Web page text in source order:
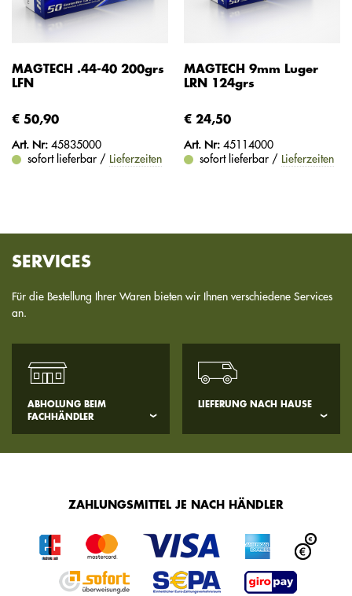
MAGTECH .44-40 200grs
LFN
€ 50,90
Art. Nr: 45835000
sofort lieferbar / Lieferzeiten
MAGTECH 9mm Luger
LRN 124grs
€ 24,50
Art. Nr: 45114000
sofort lieferbar / Lieferzeiten
SERVICES
Für die Bestellung Ihrer Waren bieten wir Ihnen verschiedene Services
an.
ABHOLUNG BEIM
FACHHÄNDLER
LIEFERUNG NACH HAUSE
ZAHLUNGSMITTEL JE NACH HÄNDLER